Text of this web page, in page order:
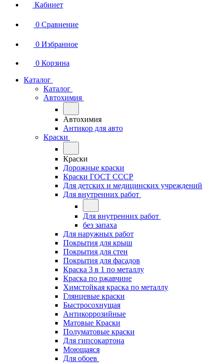
Кабинет
0 Сравнение
0 Избранное
0 Корзина
Каталог
Каталог
Автохимия
Автохимия
Антикор для авто
Краски
Краски
Дорожные краски
Краски ГОСТ СССР
Для детских и медицинских учреждений
Для внутренних работ
Для внутренних работ
без запаха
Для наружных работ
Покрытия для крыш
Покрытия для стен
Покрытия для фасадов
Краска 3 в 1 по металлу
Краска по ржавчине
Химстойкая краска по металлу
Глянцевые краски
Быстросохнущая
Антикоррозийные
Матовые Краски
Полуматовые краски
Для гипсокартона
Моющаяся
Для обоев